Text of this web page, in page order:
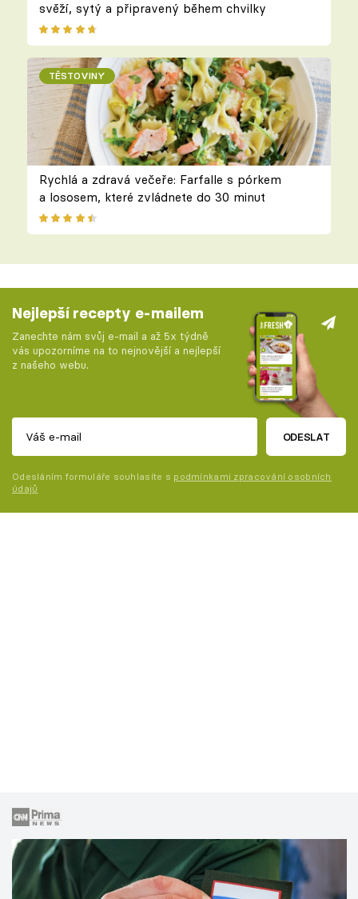
svěží, sytý a připravený během chvilky
TĚSTOVINY
Rychlá a zdravá večeře: Farfalle s pórkem
a lososem, které zvládnete do 30 minut
Nejlepší recepty e-mailem
Zanechte nám svůj e-mail a až 5x týdně
vás upozorníme na to nejnovější a nejlepší
z našeho webu.
ODESLAT
Odesláním formuláře souhlasíte s podmínkami zpracování osobních
údajů